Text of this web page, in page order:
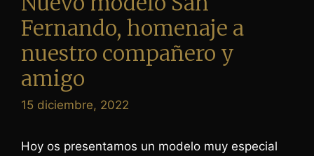
Fernando, homenaje a
nuestro compañero y
amigo
15 diciembre, 2022
Hoy os presentamos un modelo muy especial